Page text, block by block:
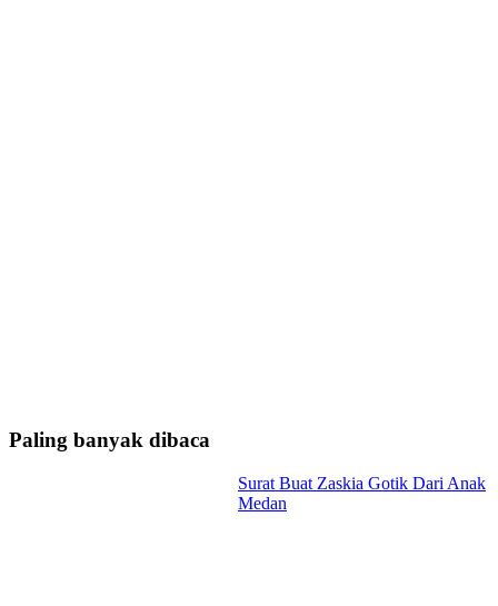
Paling banyak dibaca
Surat Buat Zaskia Gotik Dari Anak
Medan